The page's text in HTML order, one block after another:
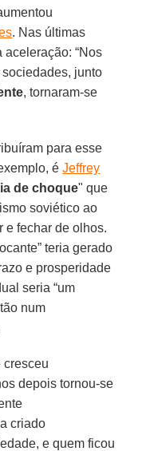
. Nas últimas
“Nos
junto
, tornaram-se
para esse
éJeffrey
de choque" que
soviético ao
e fechar de olhos.
teria gerado
e prosperidade
seria “um
num
cresceu
depois tornou-se
criado
e quem ficou